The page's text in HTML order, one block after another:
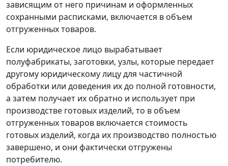
зависящим от него причинам и оформленных
сохранными расписками, включается в объем
отгруженных товаров.
Если юридическое лицо вырабатывает
полуфабрикаты, заготовки, узлы, которые передает
другому юридическому лицу для частичной
обработки или доведения их до полной готовности,
а затем получает их обратно и использует при
производстве готовых изделий, то в объем
отгруженных товаров включается стоимость
готовых изделий, когда их производство полностью
завершено, и они фактически отгружены
потребителю.